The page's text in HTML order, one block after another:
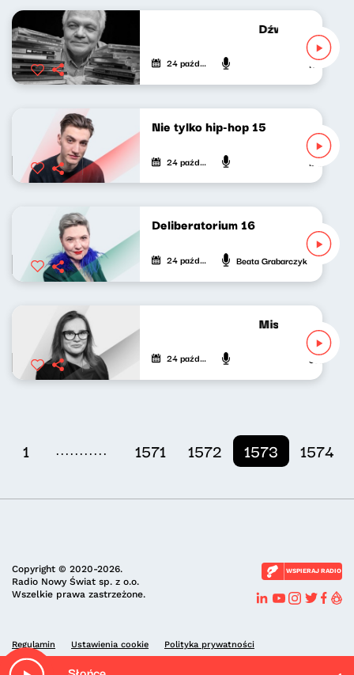
Dźwiękowe
24 października 2020 Krzysztof
Nie tylko hip-hop 15
24 października 2020 Mateusz
Deliberatorium 16
24 października 2020 Beata Grabarczyk
Mistrzowie
24 października 2020 Joanna
1 ........... 1571 1572 1573 1574
Copyright © 2020-2026.
Radio Nowy Świat sp. z o.o.
Wszelkie prawa zastrzeżone.
WSPIERAJ RADIO
Regulamin Ustawienia cookie Polityka prywatności